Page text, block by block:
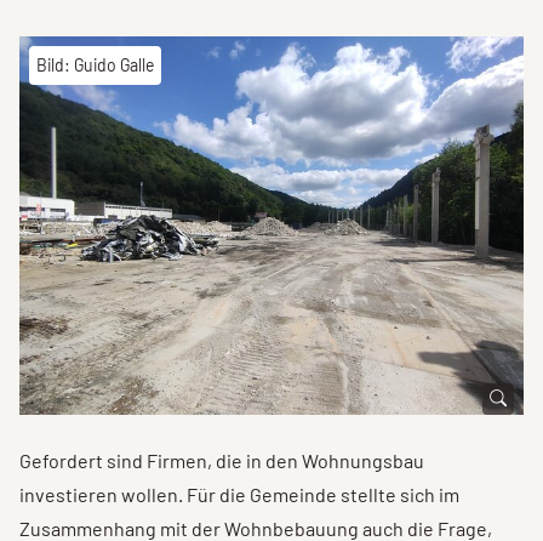
Bild: Guido Galle
Gefordert sind Firmen, die in den Wohnungsbau
investieren wollen. Für die Gemeinde stellte sich im
Zusammenhang mit der Wohnbebauung auch die Frage,